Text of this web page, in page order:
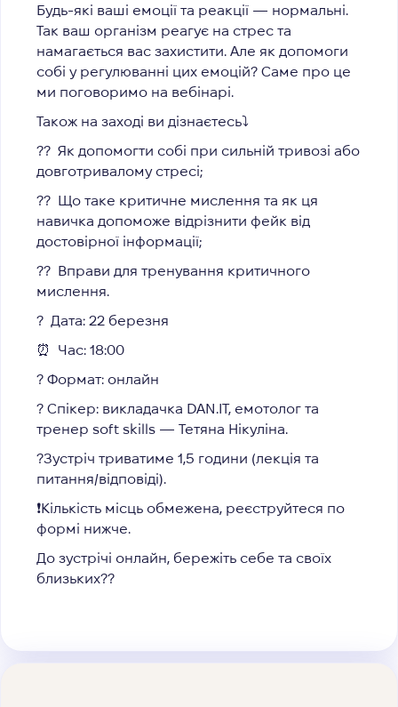
Будь-які ваші емоції та реакції — нормальні.
Так ваш організм реагує на стрес та
намагається вас захистити. Але як допомоги
собі у регулюванні цих емоцій? Саме про це
ми поговоримо на вебінарі.
Також на заході ви дізнаєтесь⤵️
?? Як допомогти собі при сильній тривозі або
довготривалому стресі;
?? Що таке критичне мислення та як ця
навичка допоможе відрізнити фейк від
достовірної інформації;
?? Вправи для тренування критичного
мислення.
?Дата: 22 березня
⏰ Час: 18:00
? Формат: онлайн
? Спікер: викладачка DAN.IT, емотолог та
тренер soft skills — Тетяна Нікуліна.
?Зустріч триватиме 1,5 години (лекція та
питання/відповіді).
❗️Кількість місць обмежена, реєструйтеся по
формі нижче.
До зустрічі онлайн, бережіть себе та своїх
близьких??